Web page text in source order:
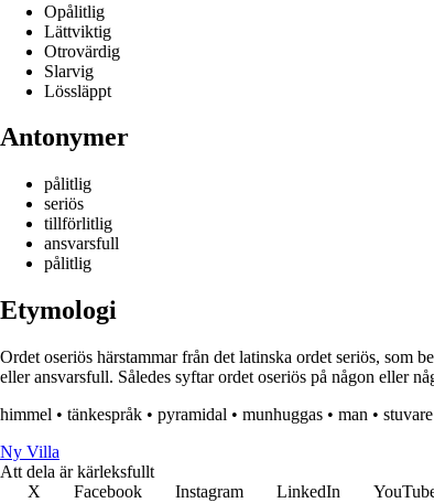
Opålitlig
Lättviktig
Otrovärdig
Slarvig
Lössläppt
Antonymer
pålitlig
seriös
tillförlitlig
ansvarsfull
pålitlig
Etymologi
Ordet oseriös härstammar från det latinska ordet seriös, som
eller ansvarsfull. Således syftar ordet oseriös på någon eller
himmel • tänkespråk • pyramidal • munhuggas • man • stuvare
Ny Villa
Att dela är kärleksfullt
X
Facebook Instagram LinkedIn